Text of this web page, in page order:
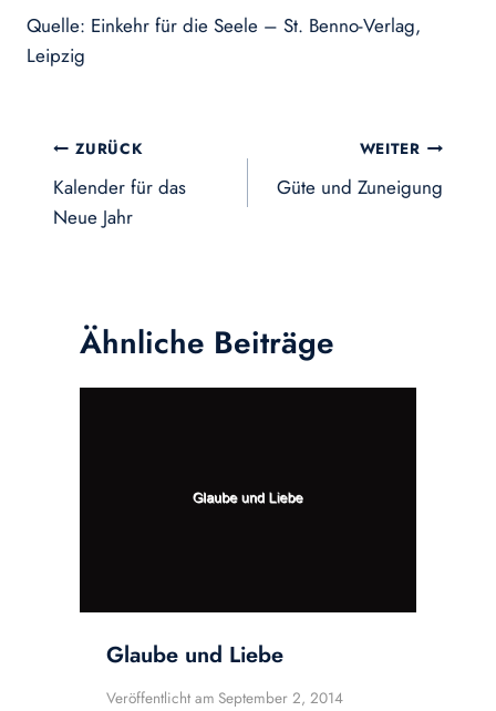
Quelle: Einkehr für die Seele – St. Benno-Verlag,
Leipzig
Beitragsnavigation
ZURÜCK
Kalender für das
Neue Jahr
WEITER
Güte und Zuneigung
Ähnliche Beiträge
Glaube und Liebe
Veröffentlicht am September 2, 2014